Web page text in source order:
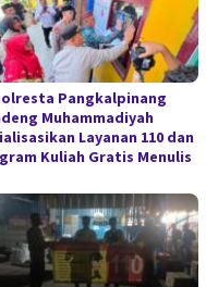
Pangkalpinang
Muhammadiyah
Layanan 110 dan
Kuliah Gratis Menulis